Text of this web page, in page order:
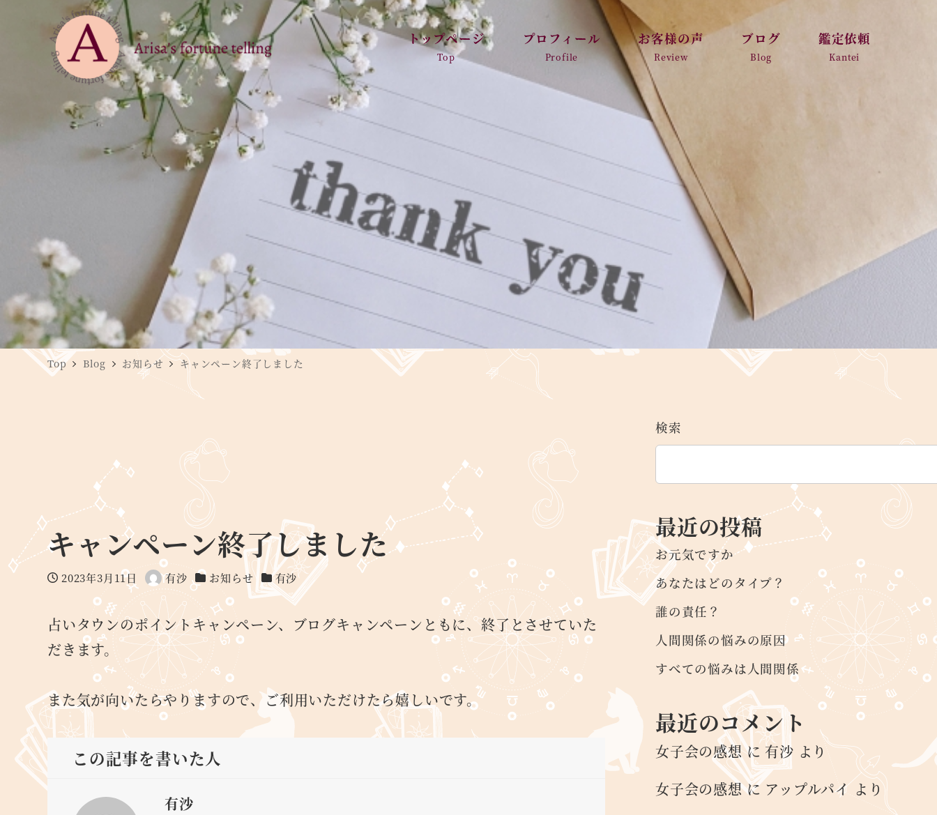
トップページ
Top
プロフィール
Profile
お客様の声
Review
ブログ
Blog
鑑定依頼
Kantei
Top Blog お知らせ キャンペーン終了しました
キャンペーン終了しました
投稿日
2023年3月11日
著
者
有沙
カテゴリー
お知らせ
カテゴリー
有沙
占いタウンのポイントキャンペーン、ブログキャンペーンともに、終了とさせていた
だきます。
また気が向いたらやりますので、ご利用いただけたら嬉しいです。
この記事を書いた人
有沙
検索
最近の投稿
お元気ですか
あなたはどのタイプ？
誰の責任？
人間関係の悩みの原因
すべての悩みは人間関係
最近のコメント
女子会の感想に 有沙 より
女子会の感想にアップルパイ より